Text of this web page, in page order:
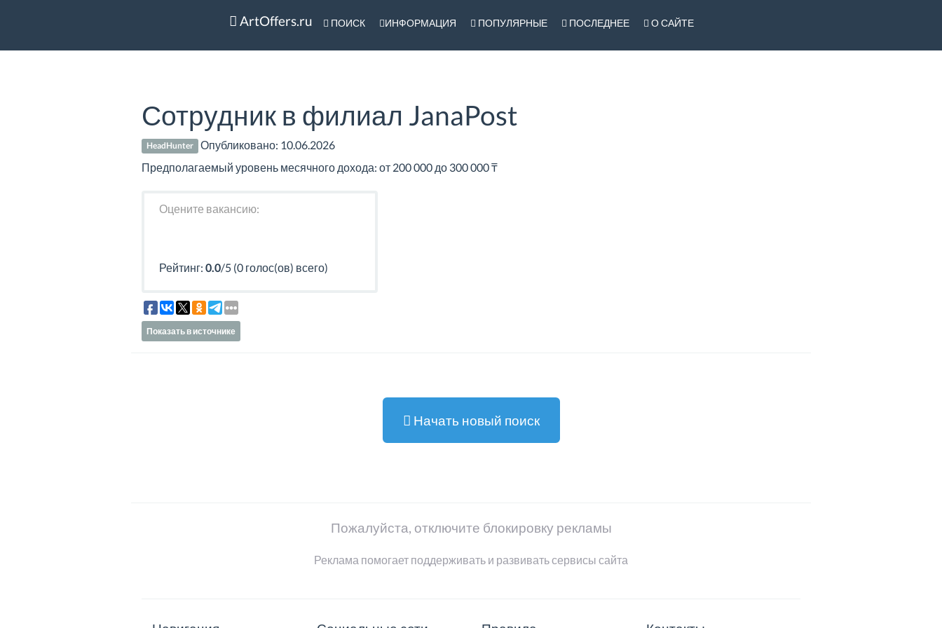
ArtOffers.ru ПОИСК ИНФОРМАЦИЯ ПОПУЛЯРНЫЕ ПОСЛЕДНЕЕ О САЙТЕ
Сотрудник в филиал JanaPost
HeadHunter Опубликовано: 10.06.2026
Предполагаемый уровень месячного дохода: от 200 000 до 300 000 ₸
Оцените вакансию:
Рейтинг: 0.0/5 (0 голос(ов) всего)
Показать в источнике
Начать новый поиск
Пожалуйста, отключите блокировку рекламы
Реклама помогает поддерживать и развивать сервисы сайта